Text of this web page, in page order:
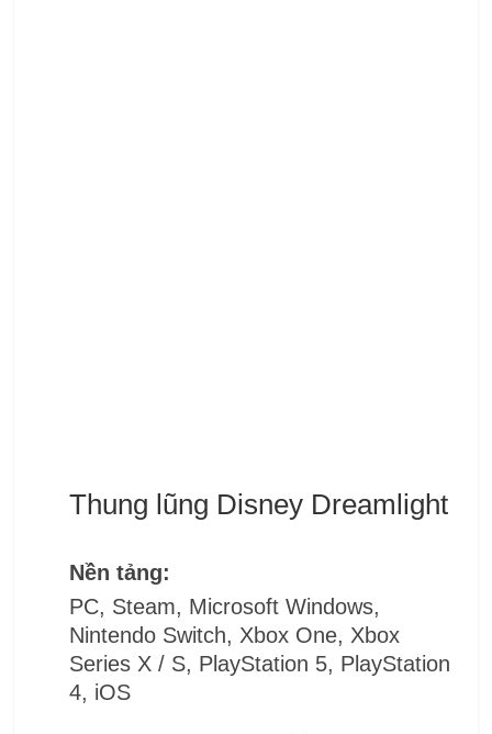
Thung lũng Disney Dreamlight
Nền tảng:
PC, Steam, Microsoft Windows,
Nintendo Switch, Xbox One, Xbox
Series X / S, PlayStation 5, PlayStation
4, iOS